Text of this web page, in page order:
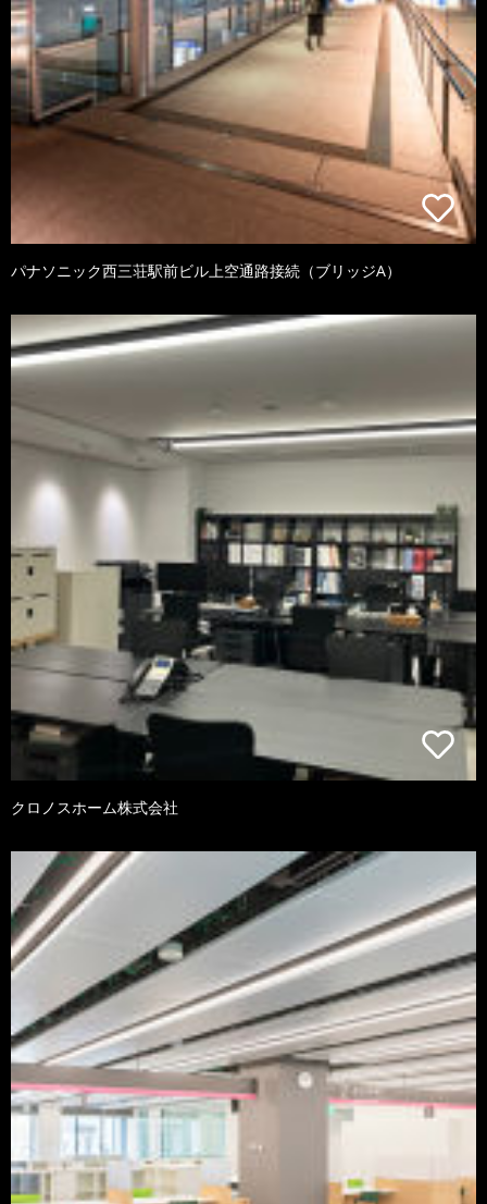
パナソニック西三荘駅前ビル上空通路接続（ブリッジA）
クロノスホーム株式会社